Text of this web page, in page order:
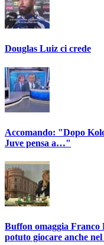
Douglas Luiz ci crede
Accomando: "Dopo
Juve pensa a…"
Buffon omaggia
potuto giocare anche